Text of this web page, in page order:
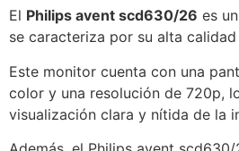
El Philips avent scd630/26 es
se caracteriza por su alta
Este monitor cuenta con una
color y una resolución de 720p,
visualización clara y nítida de la